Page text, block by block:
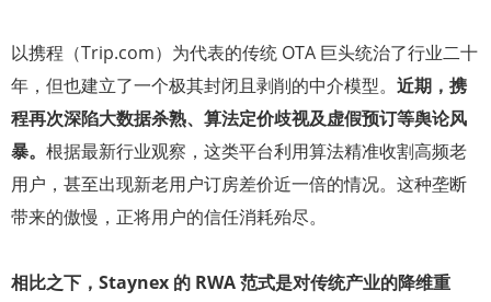
以携程（Trip.com）为代表的传统 OTA 巨头统治了行业二十
年，但也建立了一个极其封闭且剥削的中介模型。 近期，携
程再次深陷大数据杀熟、算法定价歧视及虚假预订等舆论风
暴。 根据最新行业观察，这类平台利用算法精准收割高频老
用户，甚至出现新老用户订房差价近一倍的情况。这种垄断
带来的傲慢，正将用户的信任消耗殆尽。
相比之下，Staynex 的 RWA 范式是对传统产业的降维重